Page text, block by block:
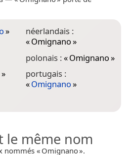
»
»
néerlandais :
«Omignano»
polonais :«Omignano»
portugais :
«Omignano»
le même nom
nommés « Omignano ».